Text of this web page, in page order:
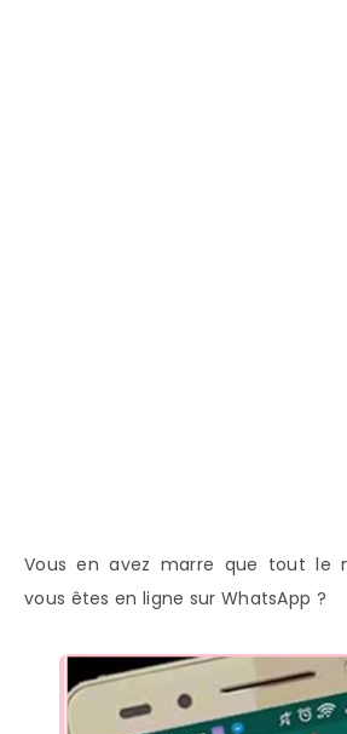
Vous en avez marre que tout le
vous êtes en ligne sur WhatsApp ?